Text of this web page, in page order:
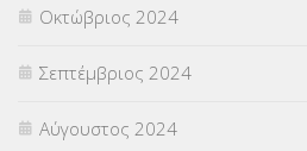
Οκτώβριος 2024
Σεπτέμβριος 2024
Αύγουστος 2024